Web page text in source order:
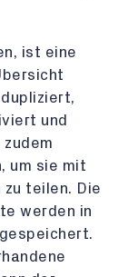
ist eine
und
um sie mit
teilen. Die
werden in